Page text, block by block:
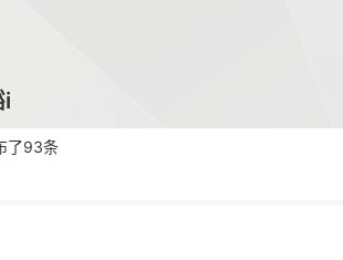
i
了93条